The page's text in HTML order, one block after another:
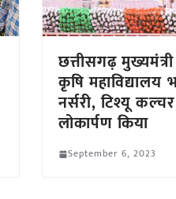
छत्तीसगढ़
कृषि
नर्सरी, टिश्यू
लोकार्पण किया
September 6, 2023